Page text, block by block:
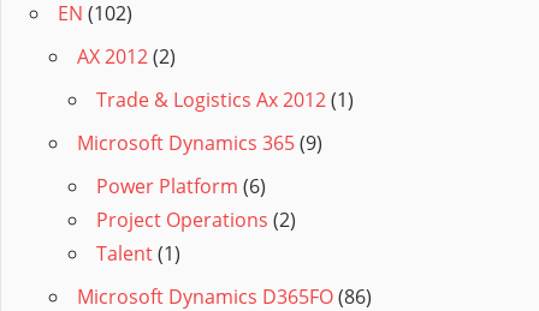
EN (102)
AX 2012(2)
Trade & Logistics Ax 2012(1)
Microsoft Dynamics 365(9)
Power Platform (6)
Project Operations (2)
Talent(1)
Microsoft Dynamics D365FO(86)